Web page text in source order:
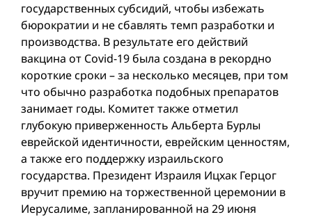
государственных субсидий, чтобы избежать
бюрократии и не сбавлять темп разработки и
производства. В результате его действий
вакцина от Covid-19 была создана в рекордно
короткие сроки – за несколько месяцев, при том
что обычно разработка подобных препаратов
занимает годы. Комитет также отметил
глубокую приверженность Альберта Бурлы
еврейской идентичности, еврейским ценностям,
а также его поддержку израильского
государства. Президент Израиля Ицхак Герцог
вручит премию на торжественной церемонии в
Иерусалиме, запланированной на 29 июня